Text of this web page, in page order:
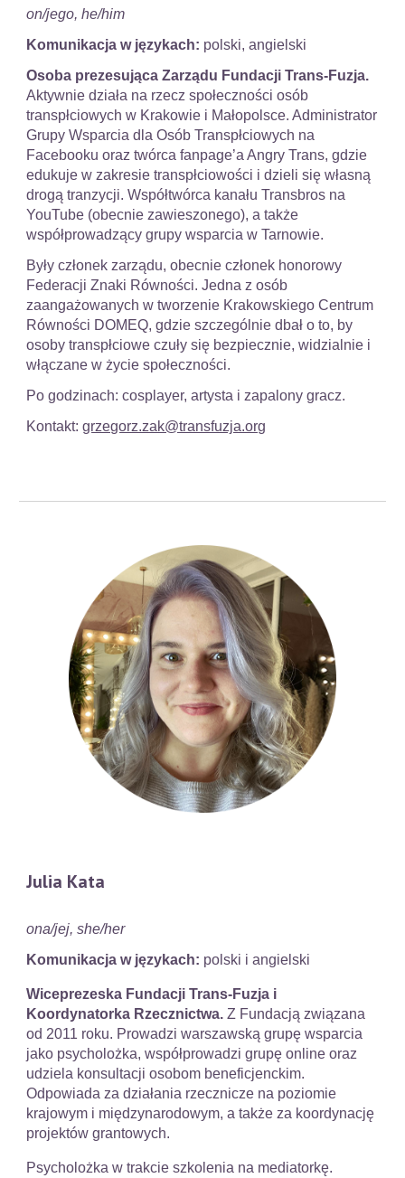
on/jego, he/him
Komunikacja w językach: polski, angielski
Osoba prezesująca Zarządu Fundacji Trans-Fuzja.
Aktywnie działa na rzecz społeczności osób
transpłciowych w Krakowie i Małopolsce. Administrator
Grupy Wsparcia dla Osób Transpłciowych na
Facebooku oraz twórca fanpage’a Angry Trans, gdzie
edukuje w zakresie transpłciowości i dzieli się własną
drogą tranzycji. Współtwórca kanału Transbros na
YouTube (obecnie zawieszonego), a także
współprowadzący grupy wsparcia w Tarnowie.
Były członek zarządu, obecnie członek honorowy
Federacji Znaki Równości. Jedna z osób
zaangażowanych w tworzenie Krakowskiego Centrum
Równości DOMEQ, gdzie szczególnie dbał o to, by
osoby transpłciowe czuły się bezpiecznie, widzialnie i
włączane w życie społeczności.
Po godzinach: cosplayer, artysta i zapalony gracz.
Kontakt:grzegorz.zak@transfuzja.org
Julia Kata
ona/jej, she/her
Komunikacja w językach: polski i angielski
Wiceprezeska Fundacji Trans-Fuzja i
Koordynatorka Rzecznictwa. Z Fundacją związana
od 2011 roku. Prowadzi warszawską grupę wsparcia
jako psycholożka, współprowadzi grupę online oraz
udziela konsultacji osobom beneficjenckim.
Odpowiada za działania rzecznicze na poziomie
krajowym i międzynarodowym, a także za koordynację
projektów grantowych.
Psycholożka w trakcie szkolenia na mediatorkę.